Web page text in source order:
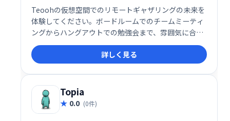
Teoohの仮想空間でのリモートギャザリングの未来を
体験してください。ボードルームでのチームミーティ
ングからハングアウトでの勉強会まで、雰囲気に合っ
た最適な部屋を選択してください。あなたが本当にお
互いの部屋にいるようにチャットしてください。
詳しく見る
Topia
0.0 (0件)